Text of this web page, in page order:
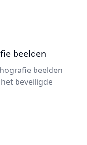
beelden
beelden
het beveiligde